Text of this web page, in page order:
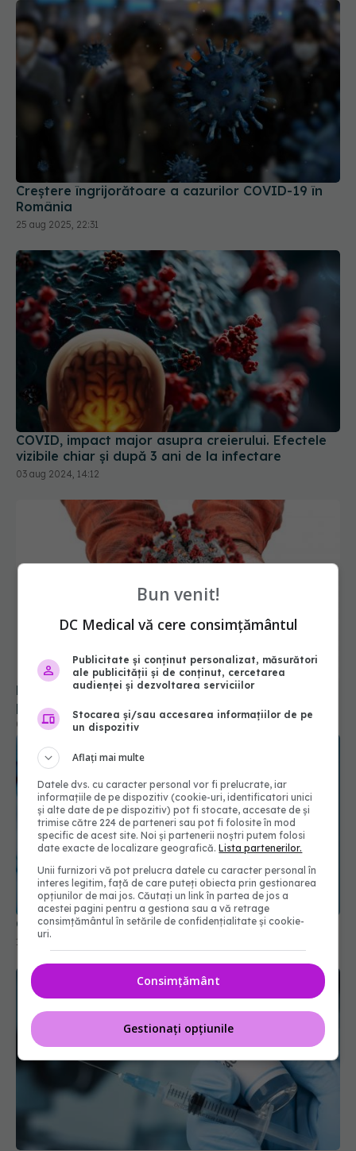
Creștere îngrijorătoare a cazurilor COVID-19 în
România
25 aug 2025, 22:31
COVID, impact major asupra creierului. Efectele
vizibile chiar și după 3 ani de la infectare
03 aug 2024, 14:12
De ce copiii care răcesc mai des sunt mai
protejați de COVID-19. Explicațiile cercetătorilor
02 sep 2025, 09:54
Ce trebuie să știi dacă ai avut COVID
13 dec 2025, 15:27
Bun venit!
DC Medical vă cere consimțământul
Publicitate și conținut personalizat, măsurători
ale publicității și de conținut, cercetarea
audienței și dezvoltarea serviciilor
Stocarea și/sau accesarea informațiilor de pe
un dispozitiv
Aflați mai multe
Datele dvs. cu caracter personal vor fi prelucrate, iar
informațiile de pe dispozitiv (cookie-uri, identificatori unici
și alte date de pe dispozitiv) pot fi stocate, accesate de și
trimise către 224 de parteneri sau pot fi folosite în mod
specific de acest site. Noi și partenerii noștri putem folosi
date exacte de localizare geografică.Lista partenerilor.
Unii furnizori vă pot prelucra datele cu caracter personal în
interes legitim, față de care puteți obiecta prin gestionarea
opțiunilor de mai jos. Căutați un link în partea de jos a
acestei pagini pentru a gestiona sau a vă retrage
consimțământul în setările de confidențialitate și cookie-
uri.
Consimțământ
Gestionați opțiunile